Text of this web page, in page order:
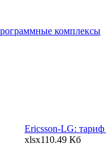
комплексы
Ericsson-LG: тариф
xlsx110.49 Кб